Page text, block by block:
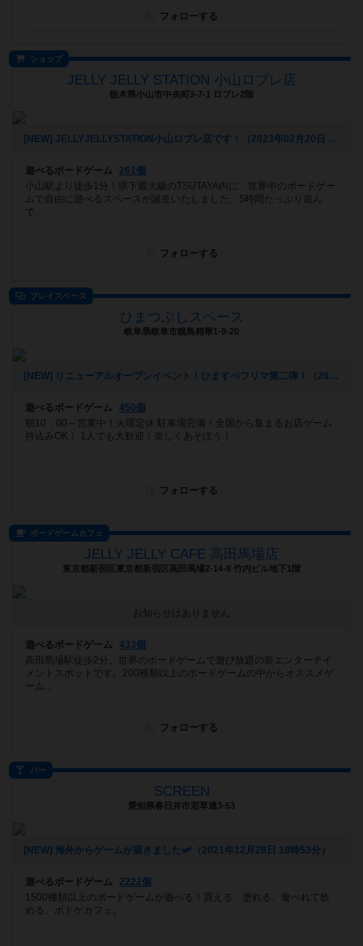
フォローする
ショップ
JELLY JELLY STATION 小山ロブレ店
栃木県小山市中央町3-7-1 ロブレ2階
[NEW] JELLYJELLYSTATION小山ロブレ店です！（2023年02月20日 11時11分）
遊べるボードゲーム
261個
小山駅より徒歩1分！県下最大級のTSUTAYA内に、世界中のボードゲー
ムで自由に遊べるスペースが誕生いたしました。5時間たっぷり遊ん
で...
フォローする
プレイスペース
ひまつぶしスペース
岐阜県岐阜市鏡島精華1-9-20
[NEW] リニューアルオープンイベント！ひますぺフリマ第二弾！（2022年11月18日 17時24分）
遊べるボードゲーム
450個
朝10：00～営業中！火曜定休 駐車場完備！全国から集まるお店ゲーム
持込みOK！ 1人でも大歓迎！楽しくあそぼう！
フォローする
ボードゲームカフェ
JELLY JELLY CAFE 高田馬場店
東京都新宿区東京都新宿区高田馬場2-14-8 竹内ビル地下1階
お知らせはありません
遊べるボードゲーム
433個
高田馬場駅徒歩2分。世界のボードゲームで遊び放題の新エンターテイ
メントスポットです。200種類以上のボードゲームの中からオススメゲ
ーム...
フォローする
バー
SCREEN
愛知県春日井市若草通3-53
[NEW] 海外からゲームが届きました🛩（2021年12月28日 18時53分）
遊べるボードゲーム
2222個
1500種類以上のボードゲームが遊べる！買える、塗れる、食べれて飲
める、ボドゲカフェ。